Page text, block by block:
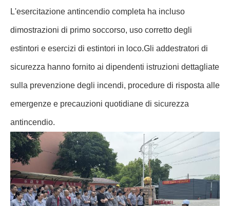
L'esercitazione antincendio completa ha incluso
dimostrazioni di primo soccorso, uso corretto degli
estintori e esercizi di estintori in loco.Gli addestratori di
sicurezza hanno fornito ai dipendenti istruzioni dettagliate
sulla prevenzione degli incendi, procedure di risposta alle
emergenze e precauzioni quotidiane di sicurezza
antincendio.